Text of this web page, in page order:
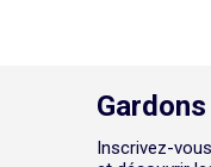
Inscrivez-